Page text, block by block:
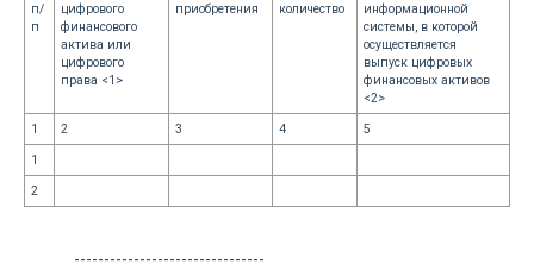
п/
п
цифрового
финансового
актива или
цифрового
права <1>
приобретения
количество
информационной
системы, в которой
осуществляется
выпуск цифровых
финансовых активов
<2>
1
2 3 4
5
1
2
--------------------------------